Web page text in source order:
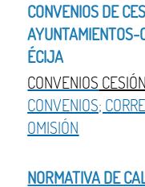
CONVENIOS DE
AYUNTAMIENTOS-
ÉCIJA
CONVENIOS
CONVENIOS;
OMISIÓN
NORMATIVA DE